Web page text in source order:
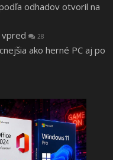
odhadov otvoril na
vpred 28
ako herné PC aj po